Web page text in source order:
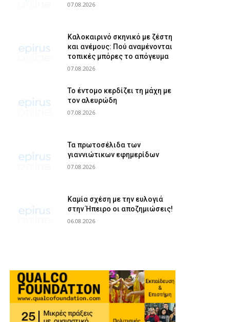
07.08.2026
Καλοκαιρινό σκηνικό με ζέστη
και ανέμους: Πού αναμένονται
τοπικές μπόρες το απόγευμα
07.08.2026
Το έντομο κερδίζει τη μάχη με
τον αλευρώδη
07.08.2026
Τα πρωτοσέλιδα των
γιαννιώτικων εφημερίδων
07.08.2026
Καμία σχέση με την ευλογιά
στην Ήπειρο οι αποζημιώσεις!
06.08.2026